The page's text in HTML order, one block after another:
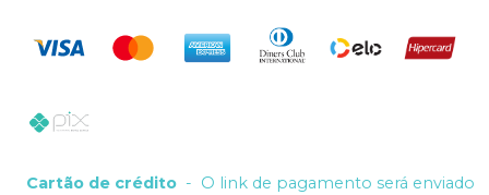
Cartão de crédito - O link de pagamento será enviado